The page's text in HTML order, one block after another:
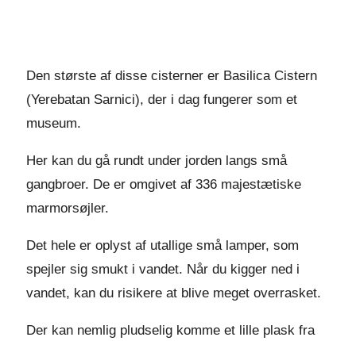
Den største af disse cisterner er Basilica Cistern
(Yerebatan Sarnici), der i dag fungerer som et
museum.
Her kan du gå rundt under jorden langs små
gangbroer. De er omgivet af 336 majestætiske
marmorsøjler.
Det hele er oplyst af utallige små lamper, som
spejler sig smukt i vandet. Når du kigger ned i
vandet, kan du risikere at blive meget overrasket.
Der kan nemlig pludselig komme et lille plask fra